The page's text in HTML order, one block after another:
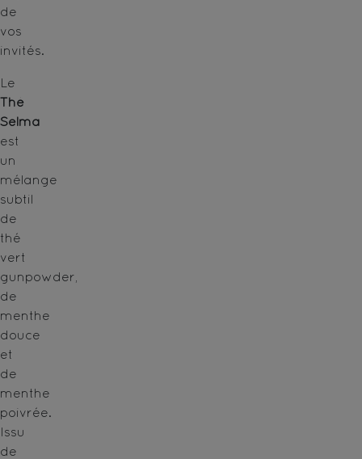
de
vos
invités.
Le
Thé
Selma
est
un
mélange
subtil
de
thé
vert
gunpowder,
de
menthe
douce
et
de
menthe
poivrée.
Issu
de